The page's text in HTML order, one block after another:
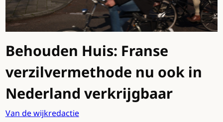
Behouden Huis: Franse
verzilvermethode nu ook in
Nederland verkrijgbaar
Van de wijkredactie